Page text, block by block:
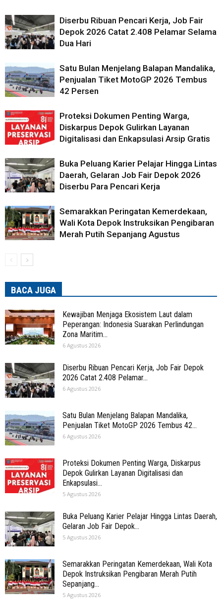
Diserbu Ribuan Pencari Kerja, Job Fair
Depok 2026 Catat 2.408 Pelamar Selama
Dua Hari
Satu Bulan Menjelang Balapan Mandalika,
Penjualan Tiket MotoGP 2026 Tembus
42 Persen
Proteksi Dokumen Penting Warga,
Diskarpus Depok Gulirkan Layanan
Digitalisasi dan Enkapsulasi Arsip Gratis
Buka Peluang Karier Pelajar Hingga Lintas
Daerah, Gelaran Job Fair Depok 2026
Diserbu Para Pencari Kerja
Semarakkan Peringatan Kemerdekaan,
Wali Kota Depok Instruksikan Pengibaran
Merah Putih Sepanjang Agustus
BACA JUGA
Kewajiban Menjaga Ekosistem Laut dalam
Peperangan: Indonesia Suarakan Perlindungan
Zona Maritim...
6 Agustus 2026
Diserbu Ribuan Pencari Kerja, Job Fair Depok
2026 Catat 2.408 Pelamar...
6 Agustus 2026
Satu Bulan Menjelang Balapan Mandalika,
Penjualan Tiket MotoGP 2026 Tembus 42...
6 Agustus 2026
Proteksi Dokumen Penting Warga, Diskarpus
Depok Gulirkan Layanan Digitalisasi dan
Enkapsulasi...
5 Agustus 2026
Buka Peluang Karier Pelajar Hingga Lintas Daerah,
Gelaran Job Fair Depok...
5 Agustus 2026
Semarakkan Peringatan Kemerdekaan, Wali Kota
Depok Instruksikan Pengibaran Merah Putih
Sepanjang...
5 Agustus 2026